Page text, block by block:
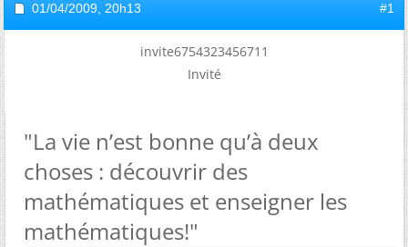
01/04/2009, 20h13 #1
invite6754323456711
Invité
"La vie n’est bonne qu’à deux
choses : découvrir des
mathématiques et enseigner les
mathématiques!"